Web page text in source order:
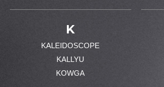
K
KALEIDOSCOPE
KALLYU
KOWGA